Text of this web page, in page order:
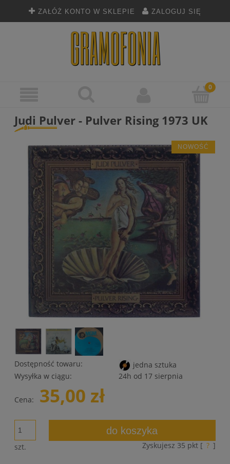
ZAŁÓŻ KONTO W SKLEPIE ZALOGUJ SIĘ
Judi Pulver - Pulver Rising 1973 UK
NOWOŚĆ
Dostępność towaru:
jedna sztuka
Wysyłka w ciągu:
24h od 17 sierpnia
Cena: 35,00 zł
szt.
do koszyka
Zyskujesz 35 pkt [ ? ]